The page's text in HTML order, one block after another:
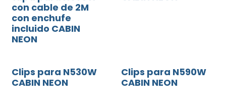
con cable de 2M
con enchufe
incluido CABIN
NEON
Clips para N530W
CABIN NEON
Clips para N590W
CABIN NEON